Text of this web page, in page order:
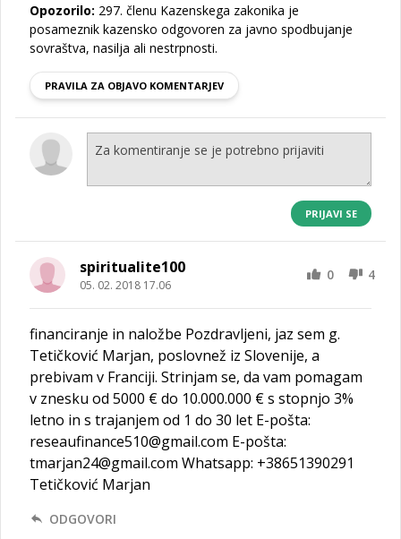
Opozorilo: 297. členu Kazenskega zakonika je
posameznik kazensko odgovoren za javno spodbujanje
sovraštva, nasilja ali nestrpnosti.
PRAVILA ZA OBJAVO KOMENTARJEV
PRIJAVI SE
spiritualite100
05. 02. 2018 17.06
0 4
financiranje in naložbe Pozdravljeni, jaz sem g.
Tetičković Marjan, poslovnež iz Slovenije, a
prebivam v Franciji. Strinjam se, da vam pomagam
v znesku od 5000 € do 10.000.000 € s stopnjo 3%
letno in s trajanjem od 1 do 30 let E-pošta:
reseaufinance510@gmail.com E-pošta:
tmarjan24@gmail.com Whatsapp: +38651390291
Tetičković Marjan
ODGOVORI